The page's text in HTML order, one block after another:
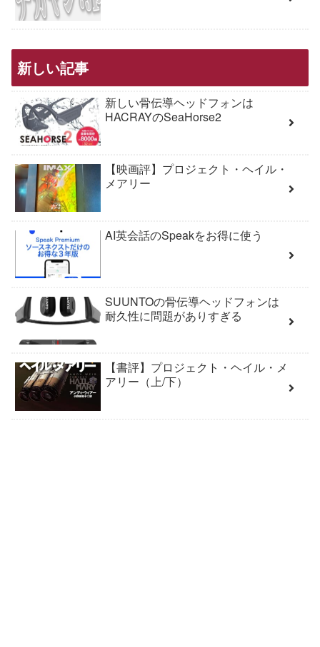
新しい記事
新しい骨伝導ヘッドフォンは
HACRAYのSeaHorse2
【映画評】プロジェクト・ヘイル・
メアリー
AI英会話のSpeakをお得に使う
SUUNTOの骨伝導ヘッドフォンは
耐久性に問題がありすぎる
【書評】プロジェクト・ヘイル・メ
アリー（上/下）